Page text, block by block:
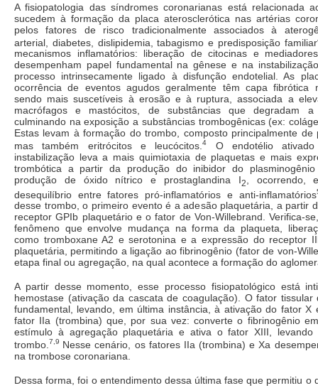
A fisiopatologia das síndromes coronarianas está relacionada
sucedem à formação da placa aterosclerótica nas artérias
pelos fatores de risco tradicionalmente associados à
arterial, diabetes, dislipidemia, tabagismo e predisposição familiar
mecanismos inflamatórios: liberação de citocinas e
desempenham papel fundamental na gênese e na
processo intrinsecamente ligado à disfunção endotelial. As
ocorrência de eventos agudos geralmente têm capa fibrótica
sendo mais suscetíveis à erosão e à ruptura, associada a
macrófagos e mastócitos, de substâncias que degradam a
culminando na exposição a substâncias trombogênicas (ex:
Estas levam à formação do trombo, composto principalmente de
mas também eritrócitos e leucócitos.4
O endotélio
instabilização leva a mais quimiotaxia de plaquetas e mais
trombótica a partir da produção do inibidor do
produção de óxido nítrico e prostaglandina I2
, ocorrendo,
desequilíbrio entre fatores pró-inflamatórios e anti-inflamatórios
desse trombo, o primeiro evento é a adesão plaquetária, a partir
receptor GPIb plaquetário e o fator de Von-Willebrand. Verifica-
fenômeno que envolve mudança na forma da plaqueta,
como tromboxane A2 e serotonina e a expressão do receptor
plaquetária, permitindo a ligação ao fibrinogênio (fator de von-
etapa final ou agregação, na qual acontece a formação do
A partir desse momento, esse processo fisiopatológico está
hemostase (ativação da cascata de coagulação). O fator tissular
fundamental, levando, em última instância, à ativação do fator X
fator IIa (trombina) que, por sua vez: converte o fibrinogênio
estímulo à agregação plaquetária e ativa o fator XIII, levando
trombo. 7,9 Nesse cenário, os fatores IIa (trombina) e Xa
na trombose coronariana.
Dessa forma, foi o entendimento dessa última fase que permitiu o